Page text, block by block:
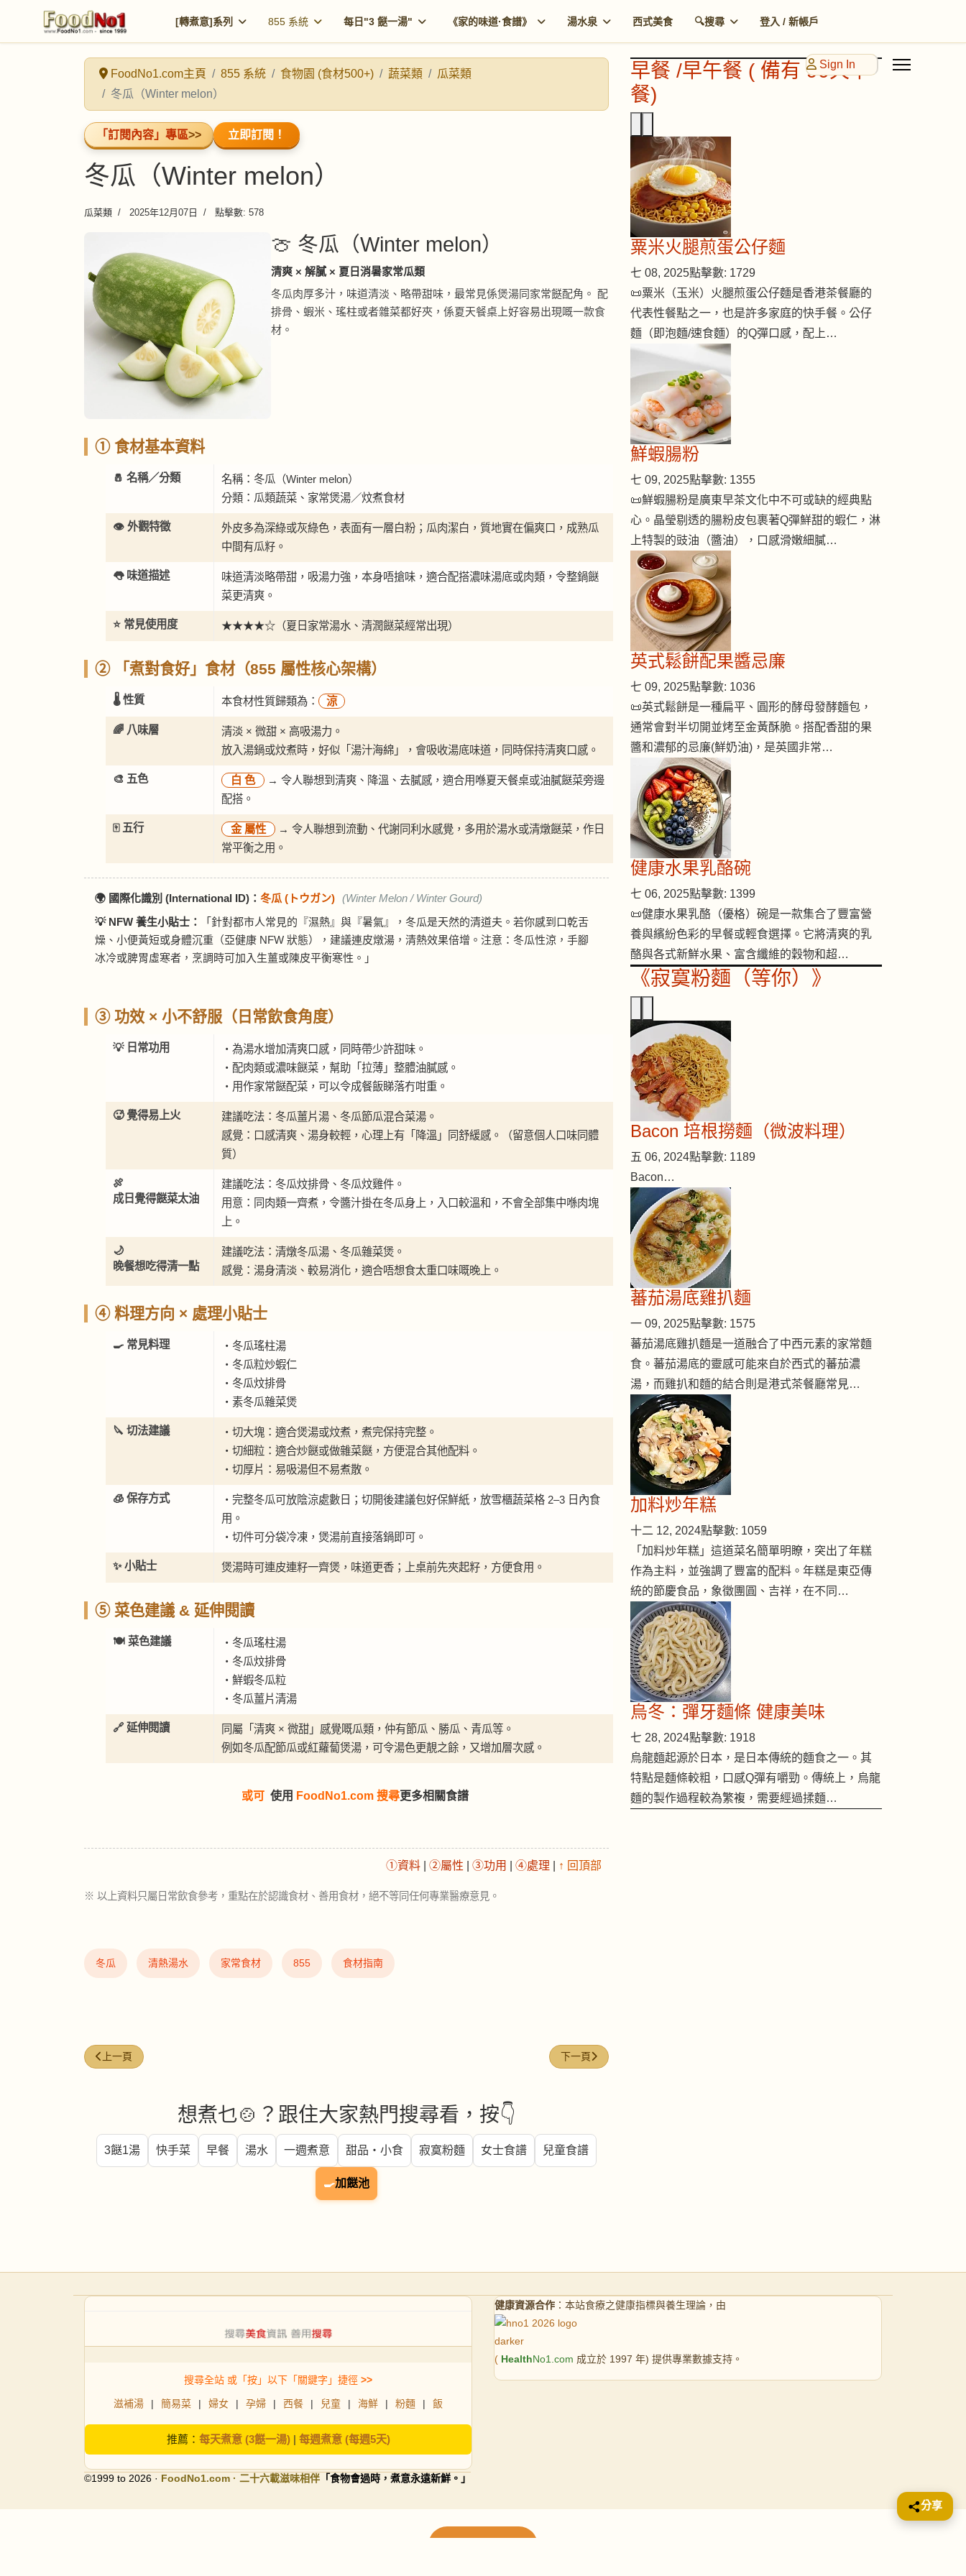
[轉煮意]系列 855 系統 每日"3 餸一湯" 《家的味道·食譜》 湯水泉 西式美食 🔍搜尋 登入 / 新帳戶
Sign In
FoodNo1.com主頁 855 系統 食物園 (食材500+) 蔬菜類
瓜菜類
冬瓜（Winter melon）
「訂閱內容」專區>> 立即訂閱！
冬瓜（Winter melon）
瓜菜類 2025年12月07日 點擊數: 578
🍈 冬瓜（Winter melon）
清爽 × 解膩 × 夏日消暑家常瓜類
冬瓜肉厚多汁，味道清淡、略帶甜味，最常見係煲湯同家常餸配角。 配
排骨、蝦米、瑤柱或者雜菜都好夾，係夏天餐桌上好容易出現嘅一款食
材。
① 食材基本資料
🧂 名稱／分類
名稱：冬瓜（Winter melon）
分類：瓜類蔬菜、家常煲湯／炆煮食材
👁️ 外觀特徵
外皮多為深綠或灰綠色，表面有一層白粉；瓜肉潔白，質地實在偏爽口，成熟瓜
中間有瓜籽。
👅 味道描述
味道清淡略帶甜，吸湯力強，本身唔搶味，適合配搭濃味湯底或肉類，令整鍋餸
菜更清爽。
⭐ 常見使用度 ★★★★☆（夏日家常湯水、清潤餸菜經常出現）
② 「煮對食好」食材（855 屬性核心架構）
🌡️ 性質 本食材性質歸類為： 涼
🌈 八味層
清淡 × 微甜 × 高吸湯力。
放入湯鍋或炆煮時，好似「湯汁海綿」，會吸收湯底味道，同時保持清爽口感。
🎨 五色 白 色
→ 令人聯想到清爽、降溫、去膩感，適合用喺夏天餐桌或油膩餸菜旁邊
配搭。
🀄 五行 金屬性
→ 令人聯想到流動、代謝同利水感覺，多用於湯水或清燉餸菜，作日
常平衡之用。
🌍 國際化識別 (International ID)： 冬瓜 (トウガン) (Winter Melon / Winter Gourd)
💡 NFW 養生小貼士：
「針對都市人常見的『濕熱』與『暑氣』，冬瓜是天然的清道夫。若你感到口乾舌
燥、小便黃短或身體沉重（亞健康 NFW 狀態），建議連皮燉湯，清熱效果倍增。注意：冬瓜性涼，手腳
冰冷或脾胃虛寒者，烹調時可加入生薑或陳皮平衡寒性。」
③ 功效 × 小不舒服（日常飲食角度）
💡 日常功用
・為湯水增加清爽口感，同時帶少許甜味。
・配肉類或濃味餸菜，幫助「拉薄」整體油膩感。
・用作家常餸配菜，可以令成餐飯睇落冇咁重。
🥵 覺得易上火
建議吃法：冬瓜薑片湯、冬瓜節瓜混合菜湯。
感覺：口感清爽、湯身較輕，心理上有「降溫」同舒緩感。（留意個人口味同體
質）
🍖
成日覺得餸菜太油
建議吃法：冬瓜炆排骨、冬瓜炆雞件。
用意：同肉類一齊煮，令醬汁掛在冬瓜身上，入口較溫和，不會全部集中喺肉塊
上。
🌙
晚餐想吃得清一點
建議吃法：清燉冬瓜湯、冬瓜雜菜煲。
感覺：湯身清淡、較易消化，適合唔想食太重口味嘅晚上。
④ 料理方向 × 處理小貼士
🍳 常見料理
・冬瓜瑤柱湯
・冬瓜粒炒蝦仁
・冬瓜炆排骨
・素冬瓜雜菜煲
🔪 切法建議
・切大塊：適合煲湯或炆煮，煮完保持完整。
・切細粒：適合炒餸或做雜菜餸，方便混合其他配料。
・切厚片：易吸湯但不易煮散。
🧊 保存方式
・完整冬瓜可放陰涼處數日；切開後建議包好保鮮紙，放雪櫃蔬菜格 2–3 日內食
用。
・切件可分袋冷凍，煲湯前直接落鍋即可。
✨ 小貼士 煲湯時可連皮連籽一齊煲，味道更香；上桌前先夾起籽，方便食用。
⑤ 菜色建議 & 延伸閱讀
🍽 菜色建議
・冬瓜瑤柱湯
・冬瓜炆排骨
・鮮蝦冬瓜粒
・冬瓜薑片清湯
🔗 延伸閱讀
同屬「清爽 × 微甜」感覺嘅瓜類，仲有節瓜、勝瓜、青瓜等。
例如冬瓜配節瓜或紅蘿蔔煲湯，可令湯色更靚之餘，又增加層次感。
或可 使用 FoodNo1.com 搜尋更多相關食譜
①資料 ②屬性 ③功用 ④處理 ↑ 回頂部
※ 以上資料只屬日常飲食參考，重點在於認識食材、善用食材，絕不等同任何專業醫療意見。
冬瓜 清熱湯水 家常食材 855 食材指南
上一篇文章: 苦瓜（Bitter melon）
上一頁 下一篇文章: 南瓜（Pumpkin）
下一頁
想煮乜🍲？跟住大家熱門搜尋看，按👇
3餸1湯 快手菜 早餐 湯水 一週煮意 甜品・小食 寂寞粉麵 女士食譜 兒童食譜
🍳加餸池
早餐 /早午餐 ( 備有 90天早
餐)
粟米火腿煎蛋公仔麵
七 08, 2025點擊數: 1729
📜粟米（玉米）火腿煎蛋公仔麵是香港茶餐廳的
代表性餐點之一，也是許多家庭的快手餐。公仔
麵（即泡麵/速食麵）的Q彈口感，配上…
鮮蝦腸粉
七 09, 2025點擊數: 1355
📜鮮蝦腸粉是廣東早茶文化中不可或缺的經典點
心。晶瑩剔透的腸粉皮包裹著Q彈鮮甜的蝦仁，淋
上特製的豉油（醬油），口感滑嫩細膩…
英式鬆餅配果醬忌廉
七 09, 2025點擊數: 1036
📜英式鬆餅是一種扁平、圓形的酵母發酵麵包，
通常會對半切開並烤至金黃酥脆。搭配香甜的果
醬和濃郁的忌廉(鮮奶油)，是英國非常…
健康水果乳酪碗
七 06, 2025點擊數: 1399
📜健康水果乳酪（優格）碗是一款集合了豐富營
養與繽紛色彩的早餐或輕食選擇。它將清爽的乳
酪與各式新鮮水果、富含纖維的穀物和超…
《寂寞粉麵（等你）》
Bacon 培根撈麵（微波料理）
五 06, 2024點擊數: 1189
Bacon…
蕃茄湯底雞扒麵
一 09, 2025點擊數: 1575
蕃茄湯底雞扒麵是一道融合了中西元素的家常麵
食。蕃茄湯底的靈感可能來自於西式的蕃茄濃
湯，而雞扒和麵的結合則是港式茶餐廳常見…
加料炒年糕
十二 12, 2024點擊數: 1059
「加料炒年糕」這道菜名簡單明瞭，突出了年糕
作為主料，並強調了豐富的配料。年糕是東亞傳
統的節慶食品，象徵團圓、吉祥，在不同…
烏冬：彈牙麵條 健康美味
七 28, 2024點擊數: 1918
烏龍麵起源於日本，是日本傳統的麵食之一。其
特點是麵條較粗，口感Q彈有嚼勁。傳統上，烏龍
麵的製作過程較為繁複，需要經過揉麵…
搜尋全站 或「按」以下「關鍵字」捷徑 >>
滋補湯 | 簡易菜 | 婦女 | 孕婦 | 西餐 | 兒童 | 海鮮 | 粉麵 | 飯
推薦： 每天煮意 (3餸一湯)| 每週煮意 (每週5天)
©1999 to 2026 · FoodNo1.com · 二十六載滋味相伴 「食物會過時，煮意永遠新鮮。」
健康資源合作 ：本站食療之健康指標與養生理論，由
( HealthNo1.com 成立於 1997 年) 提供專業數據支持。
分享